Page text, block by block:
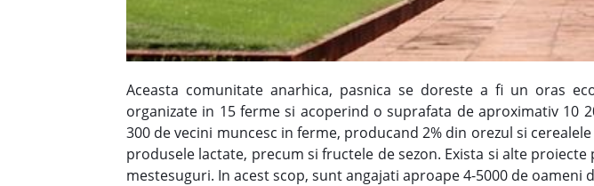
Aceasta comunitate anarhica, pasnica se doreste a fi un oras
organizate in 15 ferme si acoperind o suprafata de aproximativ 10
300 de vecini muncesc in ferme, producand 2% din orezul si
produsele lactate, precum si fructele de sezon. Exista si alte
mestesuguri. In acest scop, sunt angajati aproape 4-5000 de oameni